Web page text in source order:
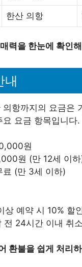
한산 의항
력을 한눈에 확인
내
항까지의 요금은
요금 항목입니다.
원
원 (만 12세 이
료 (만 3세 이하)
상 예약 시 10% 할
전 24시간 이내 취
환불을 쉽게 처리